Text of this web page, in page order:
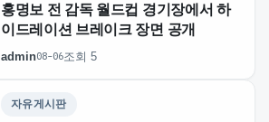
홍명보 전 감독 월드컵 경기장에서 하
이드레이션 브레이크 장면 공개
admin08-06조회 5
자유게시판